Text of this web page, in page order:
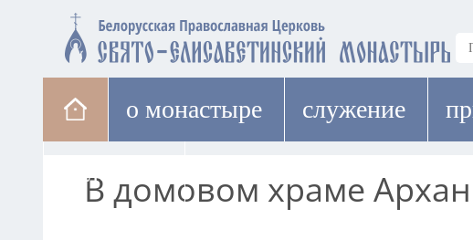
о монастыре cлужение
паломникам
В домовом храме